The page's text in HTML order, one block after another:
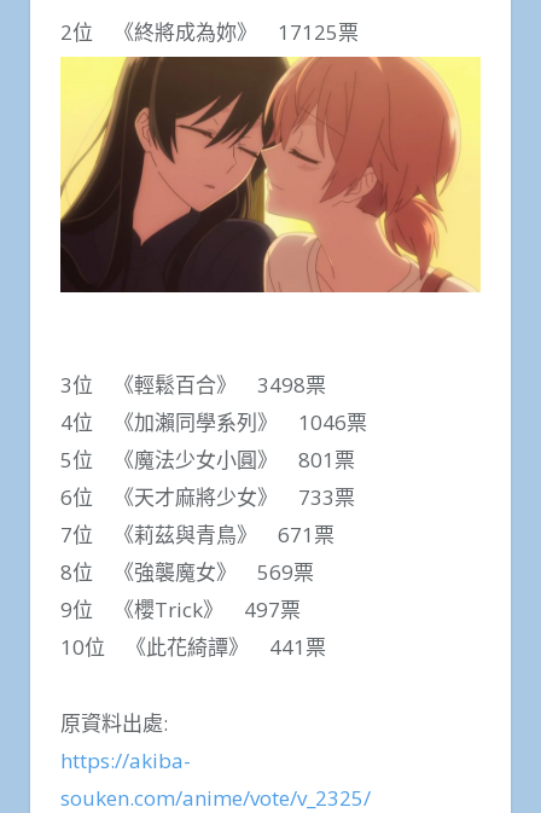
2位 《終將成為妳》 17125票
3位 《輕鬆百合》 3498票
4位 《加瀨同學系列》 1046票
5位 《魔法少女小圓》 801票
6位 《天才麻將少女》 733票
7位 《莉茲與青鳥》 671票
8位 《強襲魔女》 569票
9位 《櫻Trick》 497票
10位 《此花綺譚》 441票
原資料出處:
https://akiba-
souken.com/anime/vote/v_2325/